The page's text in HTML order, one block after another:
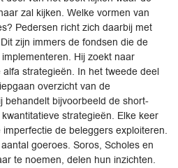
zal kijken. Welke vormen van
Pedersen richt zich daarbij met
zijn immers de fondsen die de
Hij zoekt naar
strategieën. In het tweede deel
overzicht van de
behandelt bijvoorbeeld de short-
strategieën. Elke keer
de beleggers exploiteren.
goeroes. Soros, Scholes en
te noemen, delen hun inzichten.